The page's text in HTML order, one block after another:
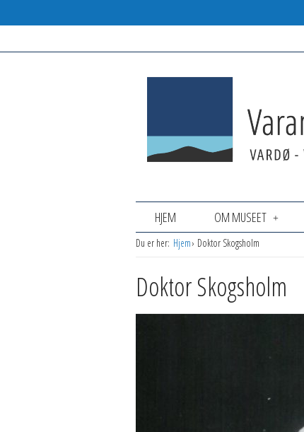
HJEM OM MUSEET
Du er her: Hjem Doktor Skogsholm
Doktor Skogsholm